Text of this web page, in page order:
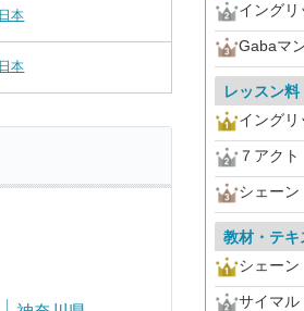
本
本
イングリ
Gabaマ
レッスン料
イングリ
７アクト
シェーン
教材・テキ
シェーン
サイマル